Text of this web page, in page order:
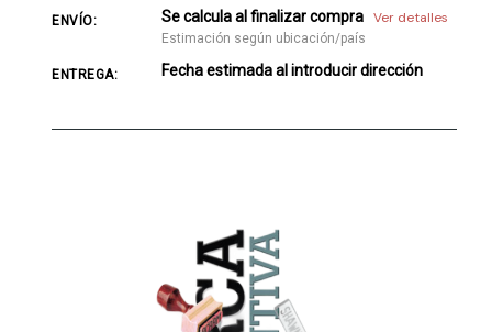
ENVÍO: Se calcula al finalizar compra Ver detalles
Estimación según ubicación/país
ENTREGA: Fecha estimada al introducir dirección